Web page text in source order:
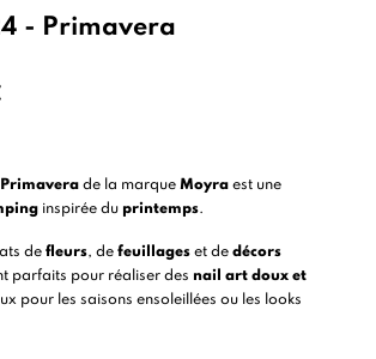
- Primavera
Primaverade la marque Moyraest une
inspirée du printemps.
de fleurs, de feuillageset de décors
parfaits pour réaliser des nail art doux et
pour les saisons ensoleillées ou les looks